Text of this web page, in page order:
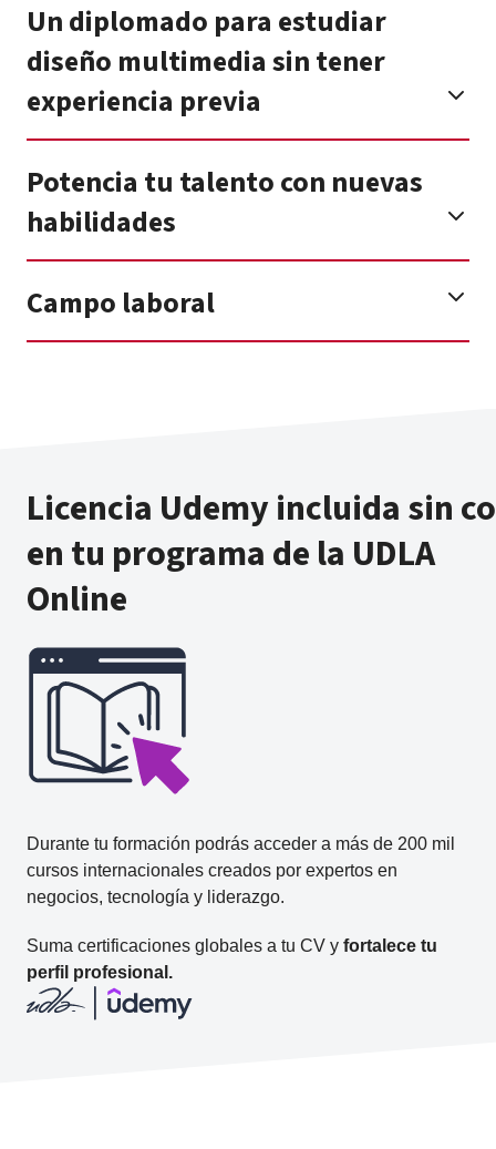
Un diplomado para estudiar
diseño multimedia sin tener
experiencia previa
Potencia tu talento con nuevas
habilidades
Campo laboral
Licencia Udemy incluida sin
en tu programa de la UDLA
Online
Durante tu formación podrás acceder a más de 200 mil
cursos internacionales creados por expertos en
negocios, tecnología y liderazgo.
Suma certificaciones globales a tu CV y fortalece tu
perfil profesional.